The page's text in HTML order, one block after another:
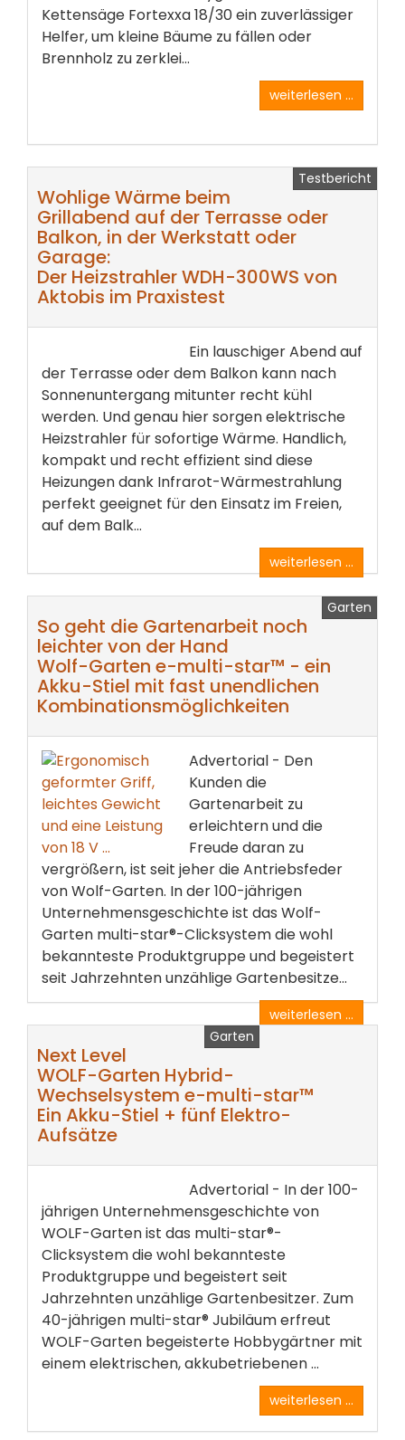
Kettensäge Fortexxa 18/30 ein zuverlässiger
Helfer, um kleine Bäume zu fällen oder
Brennholz zu zerklei...
weiterlesen ...
Testbericht
Wohlige Wärme beim
Grillabend auf der Terrasse oder
Balkon, in der Werkstatt oder
Garage:
Der Heizstrahler WDH-300WS von
Aktobis im Praxistest
Ein lauschiger Abend auf
der Terrasse oder dem Balkon kann nach
Sonnenuntergang mitunter recht kühl
werden. Und genau hier sorgen elektrische
Heizstrahler für sofortige Wärme. Handlich,
kompakt und recht effizient sind diese
Heizungen dank Infrarot-Wärmestrahlung
perfekt geeignet für den Einsatz im Freien,
auf dem Balk...
weiterlesen ...
Garten
So geht die Gartenarbeit noch
leichter von der Hand
Wolf-Garten e-multi-star™ - ein
Akku-Stiel mit fast unendlichen
Kombinationsmöglichkeiten
Advertorial - Den
Kunden die
Gartenarbeit zu
erleichtern und die
Freude daran zu
vergrößern, ist seit jeher die Antriebsfeder
von Wolf-Garten. In der 100-jährigen
Unternehmensgeschichte ist das Wolf-
Garten multi-star®-Clicksystem die wohl
bekannteste Produktgruppe und begeistert
seit Jahrzehnten unzählige Gartenbesitze...
weiterlesen ...
Garten
Next Level
WOLF-Garten Hybrid-
Wechselsystem e-multi-star™
Ein Akku-Stiel + fünf Elektro-
Aufsätze
Advertorial - In der 100-
jährigen Unternehmensgeschichte von
WOLF-Garten ist das multi-star®-
Clicksystem die wohl bekannteste
Produktgruppe und begeistert seit
Jahrzehnten unzählige Gartenbesitzer. Zum
40-jährigen multi-star® Jubiläum erfreut
WOLF-Garten begeisterte Hobbygärtner mit
einem elektrischen, akkubetriebenen ...
weiterlesen ...